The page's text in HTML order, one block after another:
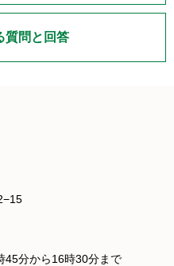
質問と回答
45分から16時30分まで